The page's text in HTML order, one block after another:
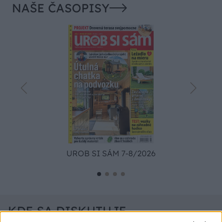
NAŠE ČASOPISY
UROB SI SÁM 7-8/2026
KDE SA DISKUTUJE